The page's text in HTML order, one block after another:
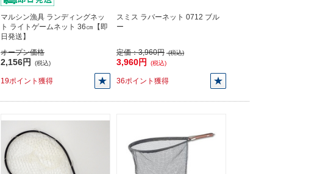
マルシン漁具 ランディングネッ
ト ライトゲームネット 36㎝【即
日発送】
オープン価格
2,156円 (税込)
19ポイント獲得
スミス ラバーネット 0712 ブル
ー
定価：3,960円 (税込)
3,960円 (税込)
36ポイント獲得